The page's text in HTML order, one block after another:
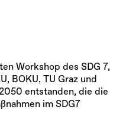
Workshop des SDG 7,
BOKU, TU Graz und
entstanden, die die
im SDG7